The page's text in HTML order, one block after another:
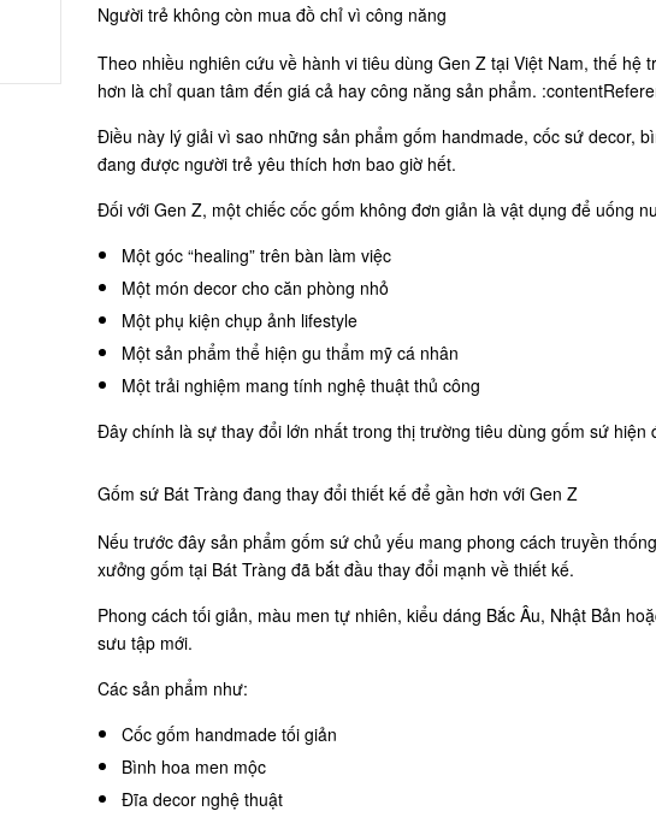
Người trẻ không còn mua đồ chỉ vì công năng
Theo nhiều nghiên cứu về hành vi tiêu dùng Gen Z tại Việt Nam, thế
hơn là chỉ quan tâm đến giá cả hay công năng sản phẩm.
Điều này lý giải vì sao những sản phẩm gốm handmade, cốc sứ decor,
đang được người trẻ yêu thích hơn bao giờ hết.
Đối với Gen Z, một chiếc cốc gốm không đơn giản là vật dụng để uống
Một góc “healing” trên bàn làm việc
Một món decor cho căn phòng nhỏ
Một phụ kiện chụp ảnh lifestyle
Một sản phẩm thể hiện gu thẩm mỹ cá nhân
Một trải nghiệm mang tính nghệ thuật thủ công
Đây chính là sự thay đổi lớn nhất trong thị trường tiêu dùng gốm sứ hiện
Gốm sứ Bát Tràng đang thay đổi thiết kế để gần hơn với Gen Z
Nếu trước đây sản phẩm gốm sứ chủ yếu mang phong cách truyền
xưởng gốm tại Bát Tràng đã bắt đầu thay đổi mạnh về thiết kế.
Phong cách tối giản, màu men tự nhiên, kiểu dáng Bắc Âu, Nhật Bản
sưu tập mới.
Các sản phẩm như:
Cốc gốm handmade tối giản
Bình hoa men mộc
Đĩa decor nghệ thuật